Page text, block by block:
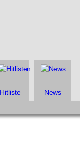
Hitliste News